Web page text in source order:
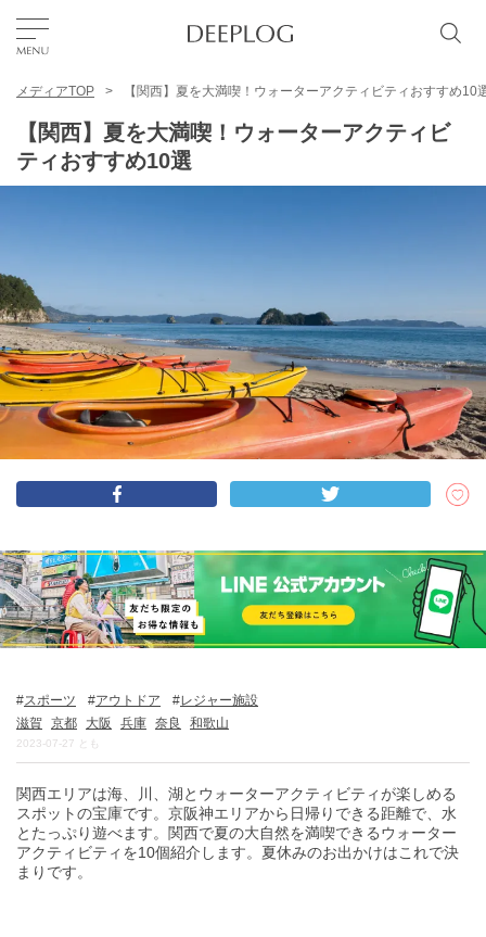
TOP
カテゴリー
日本語
USD
DEEPLOGとは
プライバシーポリシー
お問い合わせ
トラベルライター募集
メディアTOP 【関西】夏を大満喫！ウォーターアクティビティおすすめ10
【関西】夏を大満喫！ウォーターアクティビ
ティおすすめ10選
スポーツ アウトドア
レジャー施設
滋賀 京都 大阪 兵庫 奈良 和歌山
2023-07-27 とも
関西エリアは海、川、湖とウォーターアクティビティが楽しめる
スポットの宝庫です。京阪神エリアから日帰りできる距離で、水
とたっぷり遊べます。関西で夏の大自然を満喫できるウォーター
アクティビティを10個紹介します。夏休みのお出かけはこれで決
まりです。